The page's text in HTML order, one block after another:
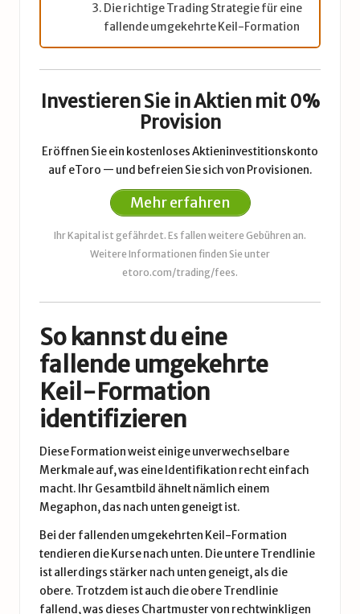
Die richtige Trading Strategie für eine
fallende umgekehrte Keil-Formation
Investieren Sie in Aktien mit 0%
Provision
Eröffnen Sie ein kostenloses Aktieninvestitionskonto
auf eToro — und befreien Sie sich von Provisionen.
Mehr erfahren
Ihr Kapital ist gefährdet. Es fallen weitere Gebühren an.
Weitere Informationen finden Sie unter
etoro.com/trading/fees.
So kannst du eine
fallende umgekehrte
Keil-Formation
identifizieren
Diese Formation weist einige unverwechselbare
Merkmale auf, was eine Identifikation recht einfach
macht. Ihr Gesamtbild ähnelt nämlich einem
Megaphon, das nach unten geneigt ist.
Bei der fallenden umgekehrten Keil-Formation
tendieren die Kurse nach unten. Die untere Trendlinie
ist allerdings stärker nach unten geneigt, als die
obere. Trotzdem ist auch die obere Trendlinie
fallend, was dieses Chartmuster von rechtwinkligen